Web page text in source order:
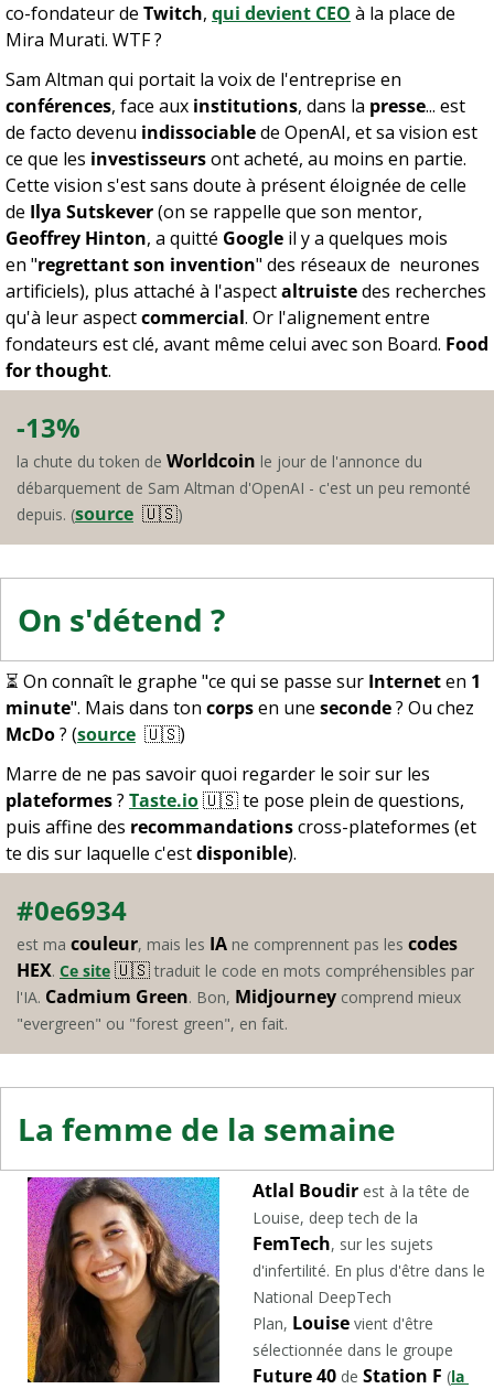
co-fondateur de Twitch, qui devient CEO à la place de
Mira Murati. WTF ?
conférences, face aux institutions, dans la presse... est
de facto devenu indissociable de OpenAI, et sa vision est
ce que les investisseurs ont acheté, au moins en partie.
Cette vision s'est sans doute à présent éloignée de celle
de Ilya Sutskever
Geoffrey Hinton, a quitté Google il y a quelques mois
en "regrettant son invention" des réseaux de  neurones
artificiels), plus attaché à l'aspect altruiste des recherches
qu'à leur aspect commercial. Or l'alignement entre
fondateurs est clé, avant même celui avec son Board. Food
for thought.
-13%
la chute du token de Worldcoin le jour de l'annonce du
débarquement de Sam Altman d'OpenAI - c'est un peu remonté
depuis. (source 🇺🇸)
On s'détend ?
⏳ On connaît le graphe "ce qui se passe sur Internet en 1
minute". Mais dans ton corps en une seconde
McDo ? (source 🇺🇸)
plateformes ? Taste.io🇺🇸 te pose plein de questions,
puis affine des recommandations cross-plateformes (et
te dis sur laquelle c'est disponible).
#0e6934
est ma couleur, mais les IA ne comprennent pas les codes
HEX. Ce site 🇺🇸 traduit le code en mots compréhensibles par
l'IA. Cadmium Green. Bon, Midjourney comprend mieux
"evergreen" ou "forest green", en fait.
La femme de la semaine
Atlal Boudir est à la tête de
FemTech, sur les sujets
d'infertilité. En plus d'être dans le
National DeepTech
Plan, Louise vient d'être
Future 40 de Station F (la